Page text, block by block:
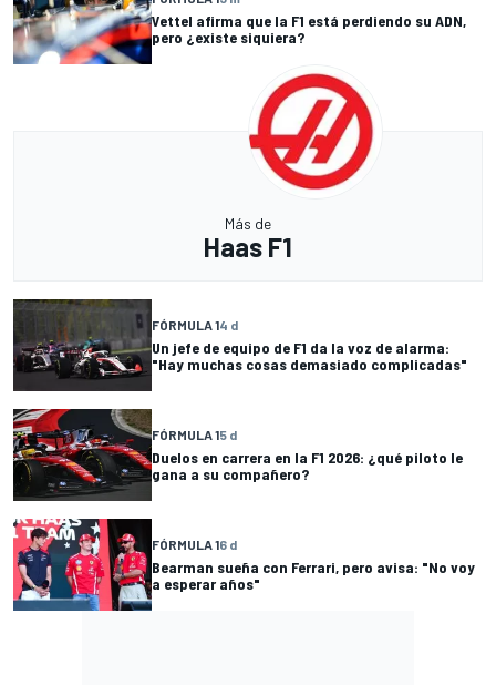
Vettel afirma que la F1 está perdiendo su ADN,
pero ¿existe siquiera?
Más de
Haas F1
FÓRMULA 14 d
Un jefe de equipo de F1 da la voz de alarma:
"Hay muchas cosas demasiado complicadas"
FÓRMULA 15 d
Duelos en carrera en la F1 2026: ¿qué piloto le
gana a su compañero?
FÓRMULA 16 d
Bearman sueña con Ferrari, pero avisa: "No voy
a esperar años"